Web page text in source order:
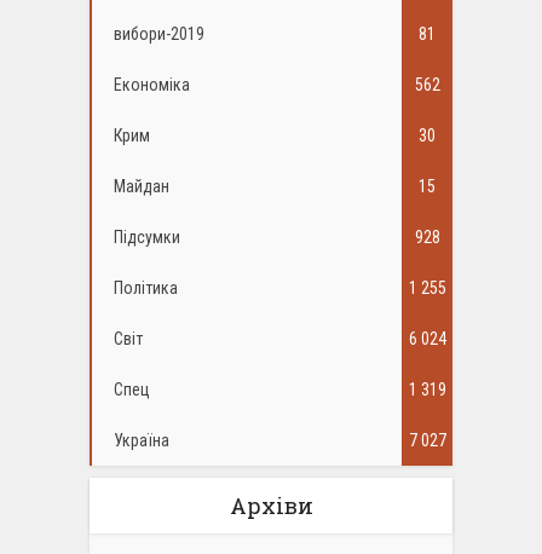
вибори-2019 81
Економіка 562
Крим 30
Майдан 15
Підсумки 928
Політика 1 255
Світ 6 024
Спец 1 319
Україна 7 027
Архіви